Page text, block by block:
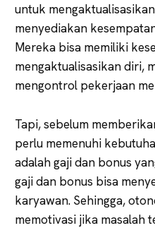
untuk
menyediakan
Mereka bisa memiliki
mengaktualisasikan diri,
mengontrol pekerjaan
Tapi, sebelum
perlu memenuhi
adalah gaji dan bonus
gaji dan bonus bisa
karyawan. Sehingga,
memotivasi jika masalah